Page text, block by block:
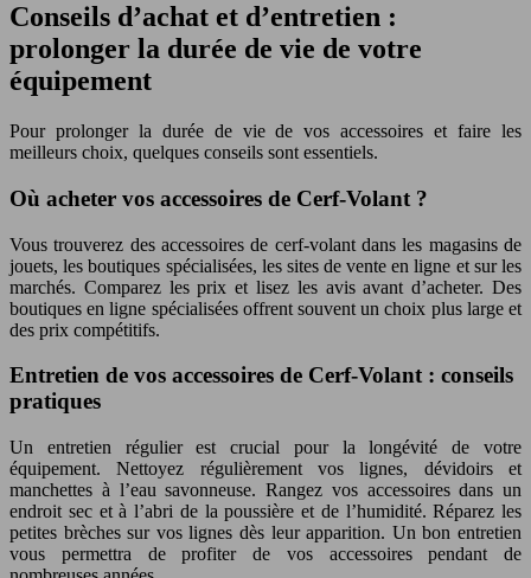
Conseils d’achat et d’entretien :
prolonger la durée de vie de votre
équipement
Pour prolonger la durée de vie de vos accessoires et faire les
meilleurs choix, quelques conseils sont essentiels.
Où acheter vos accessoires de Cerf-Volant ?
Vous trouverez des accessoires de cerf-volant dans les magasins de
jouets, les boutiques spécialisées, les sites de vente en ligne et sur les
marchés. Comparez les prix et lisez les avis avant d’acheter. Des
boutiques en ligne spécialisées offrent souvent un choix plus large et
des prix compétitifs.
Entretien de vos accessoires de Cerf-Volant : conseils
pratiques
Un entretien régulier est crucial pour la longévité de votre
équipement. Nettoyez régulièrement vos lignes, dévidoirs et
manchettes à l’eau savonneuse. Rangez vos accessoires dans un
endroit sec et à l’abri de la poussière et de l’humidité. Réparez les
petites brèches sur vos lignes dès leur apparition. Un bon entretien
vous permettra de profiter de vos accessoires pendant de